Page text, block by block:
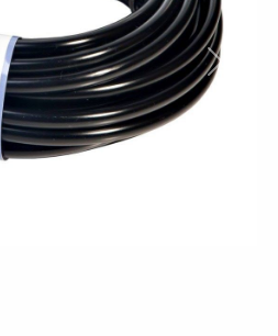
Volgende